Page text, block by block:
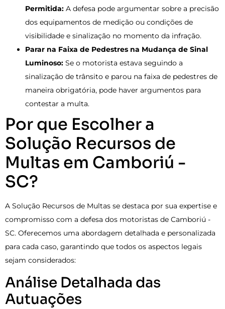
Permitida: A defesa pode argumentar sobre a precisão
dos equipamentos de medição ou condições de
visibilidade e sinalização no momento da infração.
Parar na Faixa de Pedestres na Mudança de Sinal
Luminoso: Se o motorista estava seguindo a
sinalização de trânsito e parou na faixa de pedestres de
maneira obrigatória, pode haver argumentos para
contestar a multa.
Por que Escolher a
Solução Recursos de
Multas em Camboriú -
SC?
A Solução Recursos de Multas se destaca por sua expertise e
compromisso com a defesa dos motoristas de Camboriú -
SC. Oferecemos uma abordagem detalhada e personalizada
para cada caso, garantindo que todos os aspectos legais
sejam considerados:
Análise Detalhada das
Autuações